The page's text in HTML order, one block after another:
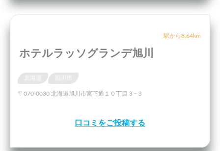
駅から8.64km
ホテルラッソグランデ旭川
〒070-0030 北海道旭川市宮下通１０丁目３−３
口コミをご投稿する